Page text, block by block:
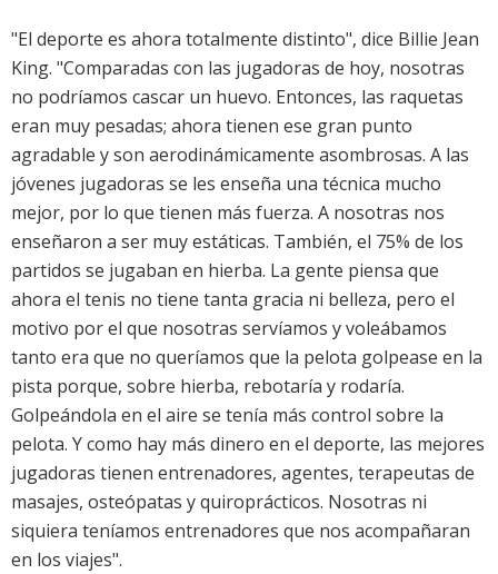
"El deporte es ahora totalmente distinto", dice Billie Jean
King. "Comparadas con las jugadoras de hoy, nosotras
no podríamos cascar un huevo. Entonces, las raquetas
eran muy pesadas; ahora tienen ese gran punto
agradable y son aerodinámicamente asombrosas. A las
jóvenes jugadoras se les enseña una técnica mucho
mejor, por lo que tienen más fuerza. A nosotras nos
enseñaron a ser muy estáticas. También, el 75% de los
partidos se jugaban en hierba. La gente piensa que
ahora el tenis no tiene tanta gracia ni belleza, pero el
motivo por el que nosotras servíamos y voleábamos
tanto era que no queríamos que la pelota golpease en la
pista porque, sobre hierba, rebotaría y rodaría.
Golpeándola en el aire se tenía más control sobre la
pelota. Y como hay más dinero en el deporte, las mejores
jugadoras tienen entrenadores, agentes, terapeutas de
masajes, osteópatas y quiroprácticos. Nosotras ni
siquiera teníamos entrenadores que nos acompañaran
en los viajes".